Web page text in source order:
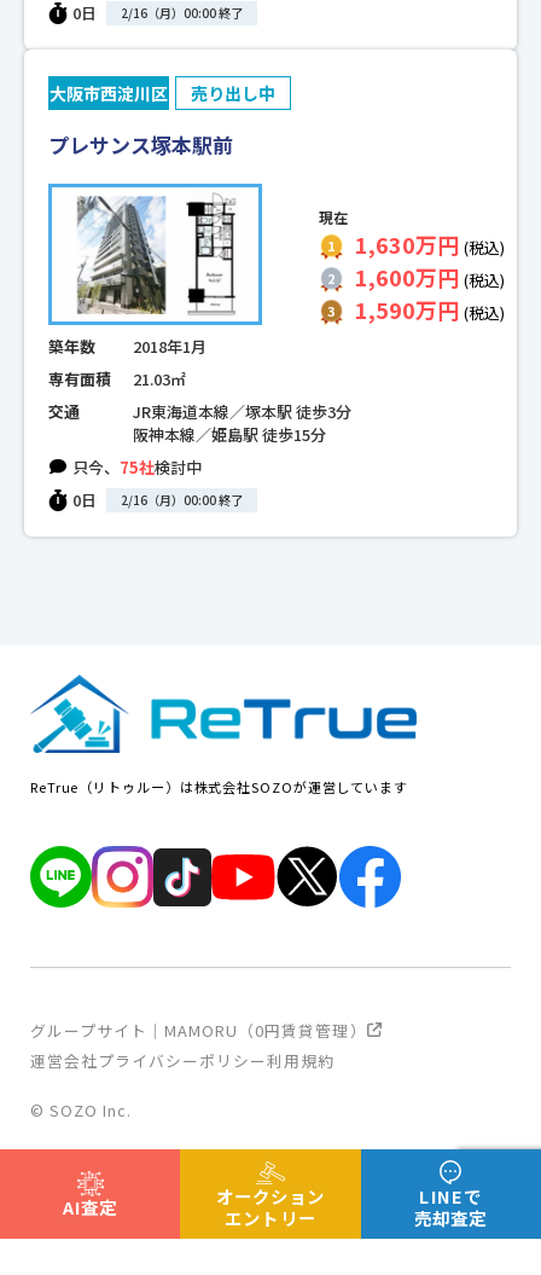
0日
2/16（月）00:00 終了
大阪市西淀川区 売り出し中
プレサンス塚本駅前
現在
1,630万円 (税込)
1,600万円 (税込)
1,590万円 (税込)
築年数
2018年1月
専有面積
21.03㎡
交通
JR東海道本線／塚本駅 徒歩3分
阪神本線／姫島駅 徒歩15分
只今、 75社検討中
0日
2/16（月）00:00 終了
AI査定
オークション
エントリー
LINEで
売却査定
ReTrue（リトゥルー）は株式会社SOZOが運営しています
運営会社プライバシーポリシー利用規約
グループサイト｜MAMORU（0円賃貸管理）
© SOZO Inc.